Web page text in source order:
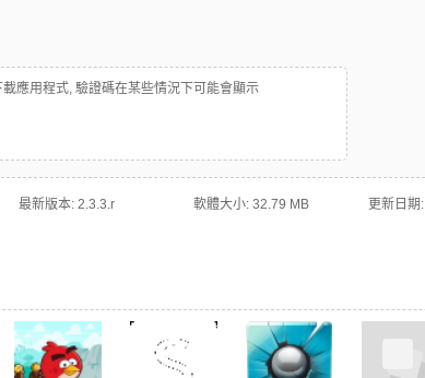
應用程式, 驗證碼在某些情況下可能會顯示
最新版本: 2.3.3.r 軟體大小: 32.79 MB 更新日期: